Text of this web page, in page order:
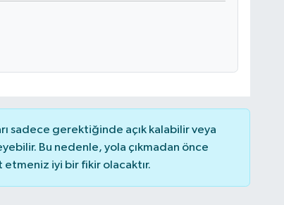
sadece gerektiğinde açık kalabilir veya
Bu nedenle, yola çıkmadan önce
etmeniz iyi bir fikir olacaktır.